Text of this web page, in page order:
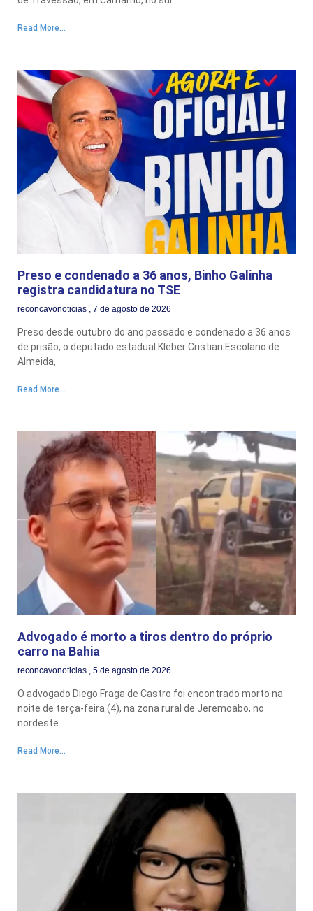
Read More...
Preso e condenado a 36 anos, Binho Galinha
registra candidatura no TSE
reconcavonoticias 7 de agosto de 2026
Preso desde outubro do ano passado e condenado a 36 anos
de prisão, o deputado estadual Kleber Cristian Escolano de
Almeida,
Read More...
Advogado é morto a tiros dentro do próprio
carro na Bahia
reconcavonoticias 5 de agosto de 2026
O advogado Diego Fraga de Castro foi encontrado morto na
noite de terça-feira (4), na zona rural de Jeremoabo, no
nordeste
Read More...